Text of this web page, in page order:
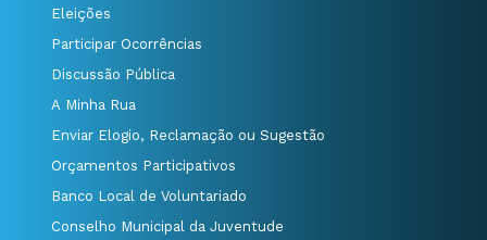
Eleições
Participar Ocorrências
Discussão Pública
A Minha Rua
Enviar Elogio, Reclamação ou Sugestão
Orçamentos Participativos
Banco Local de Voluntariado
Conselho Municipal da Juventude